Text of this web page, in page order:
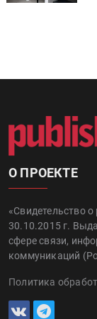
О ПРОЕКТЕ
«Свидетельство
30.10.2015 г.
сфере связи,
коммуникаций
Политика